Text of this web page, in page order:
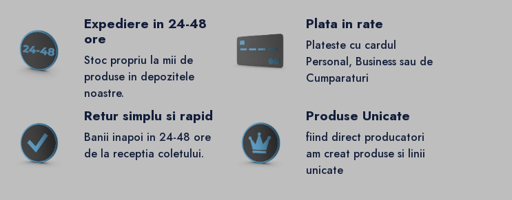
Expediere in 24-48
ore
Stoc propriu la mii de
produse in depozitele
noastre.
Plata in rate
Plateste cu cardul
Personal, Business sau de
Cumparaturi
Retur simplu si rapid
Banii inapoi in 24-48 ore
de la receptia coletului.
Produse Unicate
fiind direct producatori
am creat produse si linii
unicate